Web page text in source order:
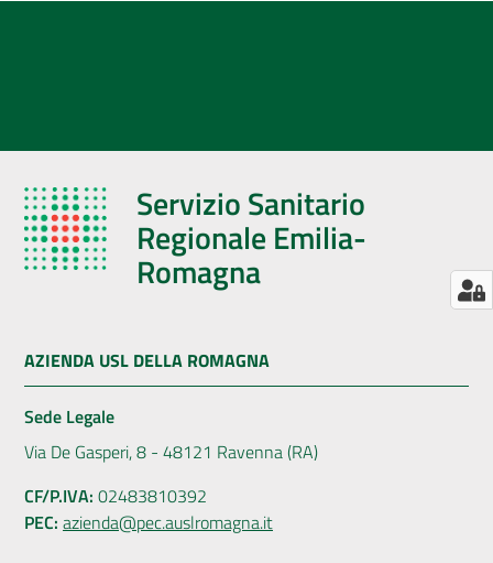
Servizio Sanitario
Regionale Emilia-
Romagna
AZIENDA USL DELLA ROMAGNA
Sede Legale
Via De Gasperi, 8 - 48121 Ravenna (RA)
CF/P.IVA: 02483810392
PEC: azienda@pec.auslromagna.it